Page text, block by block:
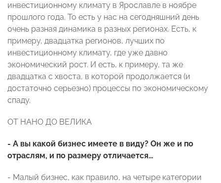
инвестиционному климату в Ярославле в ноябре
прошлого года. То есть у нас на сегодняшний день
очень разная динамика в разных регионах. Есть, к
примеру, двадцатка регионов, лучших по
инвестиционному климату, где уже давно
экономический рост. И есть, к примеру, та же
двадцатка с хвоста, в которой продолжается (и
достаточно серьезно) процессы по экономическому
спаду.
ОТ НАНО ДО ВЕЛИКА
- А вы какой бизнес имеете в виду? Он же и по
отраслям, и по размеру отличается…
- Малый бизнес, как правило, на четыре категории